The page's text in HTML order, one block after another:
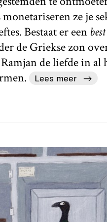
ze je
Bestaat er een
de Griekse zon
de liefde in al
Lees meer